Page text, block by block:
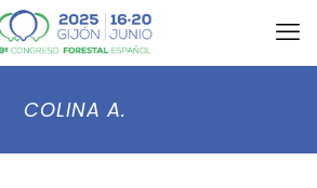
COLINA A.